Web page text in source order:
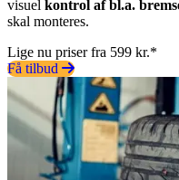
visuel kontrol af bl.a.
skal monteres.
Lige nu priser fra 599 kr.*
Få tilbud